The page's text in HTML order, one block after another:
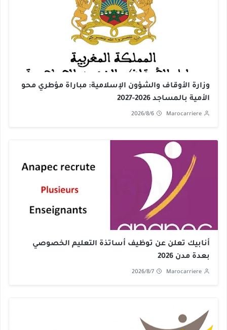
وزارة الأوقاف والشؤون الإسلامية: مباراة مؤطري محو
الأمية بالمساجد 2026-2027
Marocarriere
2026/8/6
أنابيك تعلن عن توظيف أساتذة التعليم الخصوصي
بعدة مدن 2026
Marocarriere
2026/8/7